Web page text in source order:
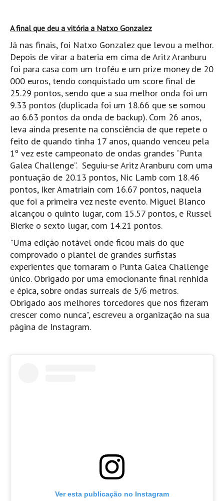
Ericeira HD
Ericeira - Ribeira D'Ilhas HD
Boardriders Ericeira HD
Ericeira Praias Sul HD
Foz do Lizandro
SINTRA
Praia Grande HD
Praia Grande Panorâmica HD
LINHA DE CASCAIS/ESTORIL
Guincho Norte
São Pedro do estoril
Parede
Carcavelos HD
Carcavelos - Calhau
COSTA DA CAPARICA HD
Costa da Caparica - C.I.Surf HD
Costa da Caparica - Praia Norte HD
Costa da Caparica - Praia CDS - HD
Costa da Caparica - Marcelino Beach Cafe HD
ALENTEJO / ALGARVE
Laje, Contreiras e Ribeira da Janela HD
A final que deu a vitória a Natxo Gonzalez
Já nas finais, foi Natxo Gonzalez que levou a melhor.
Depois de virar a bateria em cima de Aritz Aranburu
foi para casa com um troféu e um prize money de 20
000 euros, tendo conquistado um score final de
25.29 pontos, sendo que a sua melhor onda foi um
9.33 pontos (duplicada foi um 18.66 que se somou
ao 6.63 pontos da onda de backup). Com 26 anos,
leva ainda presente na consciência de que repete o
feito de quando tinha 17 anos, quando venceu pela
1º vez este campeonato de ondas grandes “Punta
Galea Challenge”. Seguiu-se Aritz Aranburu com uma
pontuação de 20.13 pontos, Nic Lamb com 18.46
pontos, Iker Amatriain com 16.67 pontos, naquela
que foi a primeira vez neste evento. Miguel Blanco
alcançou o quinto lugar, com 15.57 pontos, e Russel
Bierke o sexto lugar, com 14.21 pontos.
"Uma edição notável onde ficou mais do que
comprovado o plantel de grandes surfistas
experientes que tornaram o Punta Galea Challenge
único. Obrigado por uma emocionante final renhida
e épica, sobre ondas surreais de 5/6 metros.
Obrigado aos melhores torcedores que nos fizeram
crescer como nunca", escreveu a organização na sua
página de Instagram.
Ver esta publicação no Instagram